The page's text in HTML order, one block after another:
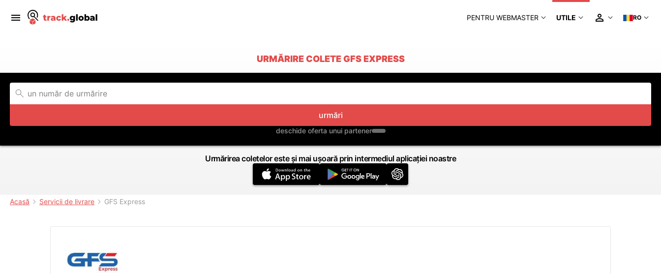
PENTRU WEBMASTER UTILE RO
URMĂRIRE COLETE GFS EXPRESS
urmări
deschide oferta unui partener
Urmărirea coletelor este și mai ușoară prin intermediul aplicației noastre
Acasă Servicii de livrare GFS Express